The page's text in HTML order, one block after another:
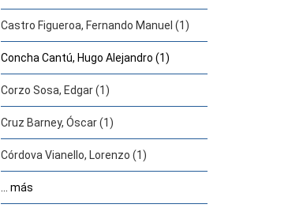
Castro Figueroa, Fernando Manuel (1)
Concha Cantú, Hugo Alejandro (1)
Corzo Sosa, Edgar (1)
Cruz Barney, Óscar (1)
Córdova Vianello, Lorenzo (1)
... más